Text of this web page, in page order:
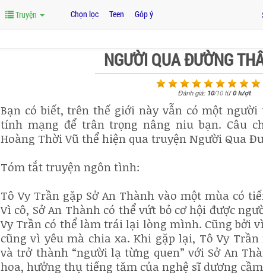
Truyện Chọn lọc Teen Góp ý
NGƯỜI QUA ĐƯỜNG
Đánh giá: 10/10từ0lượt
Bạn có biết, trên thế giới này vẫn có một
tính mạng để trân trọng nâng niu bạn. Câu
Hoàng Thời Vũ thể hiện qua truyện Người Qua
Tóm tắt truyện ngôn tình:
Tô Vy Trần gặp Sở An Thành vào một mùa có
Vì cô, Sở An Thành có thể vứt bỏ cơ hội được
Vy Trần có thể làm trái lại lòng mình. Cũng bởi
cũng vì yêu mà chia xa. Khi gặp lại, Tô Vy
và trở thành “người lạ từng quen” với Sở An
hoa, hưởng thụ tiếng tăm của nghệ sĩ dương